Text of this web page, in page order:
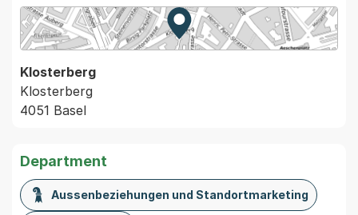
Zur Karte von MapBS.
Externer Link, wird in einem
Klosterberg
Klosterberg
4051 Basel
Department
Aussenbeziehungen und Standortmarketing